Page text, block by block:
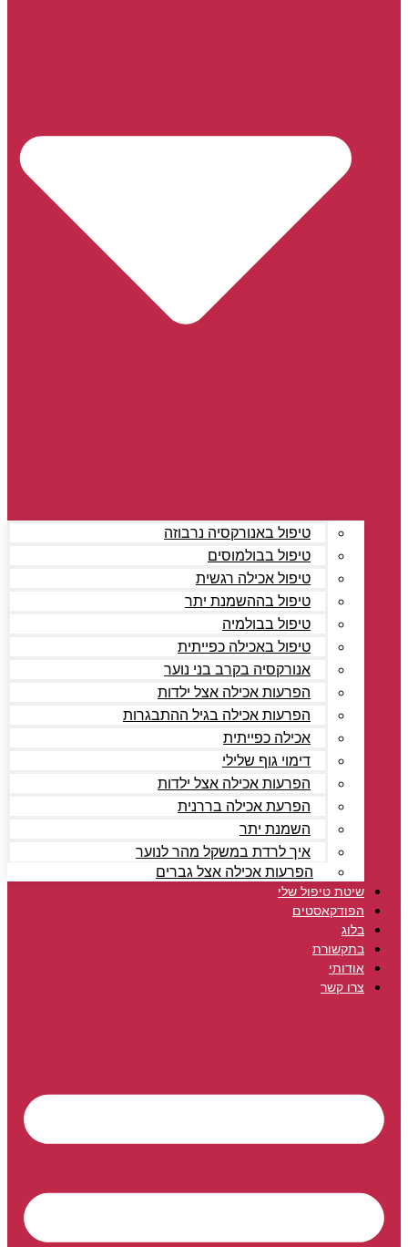
טיפול באנורקסיה נרבוזה
טיפול בבולמוסים
טיפול אכילה רגשית
טיפול בההשמנת יתר
טיפול בבולמיה
טיפול באכילה כפייתית
אנורקסיה בקרב בני נוער
הפרעות אכילה אצל ילדות
הפרעות אכילה בגיל ההתבגרות
אכילה כפייתית
דימוי גוף שלילי
הפרעות אכילה אצל ילדות
הפרעת אכילה בררנית
השמנת יתר
איך לרדת במשקל מהר לנוער
הפרעות אכילה אצל גברים
שיטת טיפול שלי
הפודקאסטים
בלוג
בתקשורת
אודותי
צרו קשר